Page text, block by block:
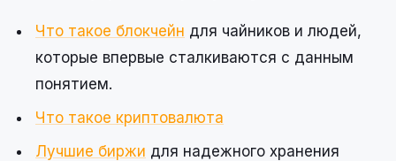
Что такое блокчейн для чайников и людей,
которые впервые сталкиваются с данным
понятием.
Что такое криптовалюта
Лучшие биржи для надежного хранения